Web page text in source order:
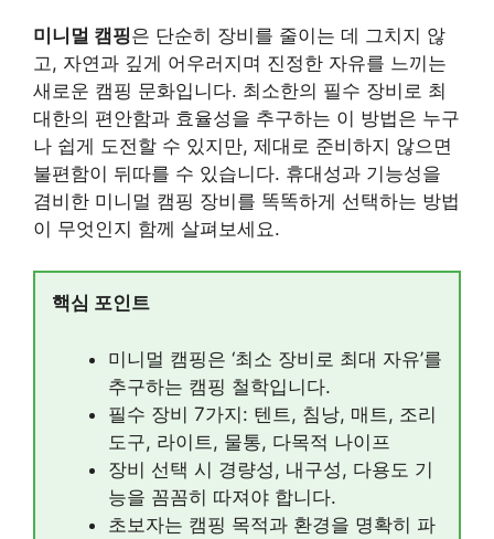
미니멀 캠핑은 단순히 장비를 줄이는 데 그치지 않
고, 자연과 깊게 어우러지며 진정한 자유를 느끼는
새로운 캠핑 문화입니다. 최소한의 필수 장비로 최
대한의 편안함과 효율성을 추구하는 이 방법은 누구
나 쉽게 도전할 수 있지만, 제대로 준비하지 않으면
불편함이 뒤따를 수 있습니다. 휴대성과 기능성을
겸비한 미니멀 캠핑 장비를 똑똑하게 선택하는 방법
이 무엇인지 함께 살펴보세요.
핵심 포인트
미니멀 캠핑은 ‘최소 장비로 최대 자유’를
추구하는 캠핑 철학입니다.
필수 장비 7가지: 텐트, 침낭, 매트, 조리
도구, 라이트, 물통, 다목적 나이프
장비 선택 시 경량성, 내구성, 다용도 기
능을 꼼꼼히 따져야 합니다.
초보자는 캠핑 목적과 환경을 명확히 파